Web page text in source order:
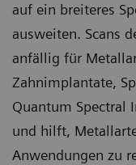
auf ein breiteres
ausweiten. Scans
anfällig für
Zahnimplantate,
Quantum Spectral
und hilft,
Anwendungen zu